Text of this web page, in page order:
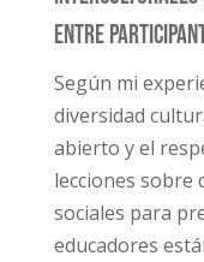
entre
Según mi
diversidad
abierto y el
lecciones sobre
sociales para
educadores